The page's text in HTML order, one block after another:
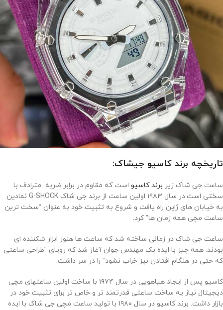
تاریخچه برند کاسیو جیشاک:
ساعت جی شاک زیر برند کاسیو است که مقاوم در برابر ضربه مترادف با
سختی است.در سال ۱۹۸۳ اولین ساعت از برند جی شاک G-SHOCK نمادین
به خیابان های ژاپن راه یافت و شروع به تثبیت خود به عنوان “سخت ترین
ساعت مچی همه زمان ها” کرد.
ساعت جی شاک در زمانی ساخته شد که ساعت ها هنوز ابزار شکننده ای
بودند. همه چیز با ایده یک مهندس جوان آغاز شد که رویای “طراحی ساعتی
که حتی در هنگام افتادن نیز خراب نشود” را در سر داشت.
کاسیو پس از ایجاد هیاهویی در سال ۱۹۷۴ با ساخت اولین ساعتهای مچی
دیجیتال نیاز یه ساخت ساعتی قدرتمند تر و خاص تر برای تثبیت خود در
بازار داشت. برند کاسیو در سال ۱۹۸۰ با تولید ساعت مچی جی شاک با ایده